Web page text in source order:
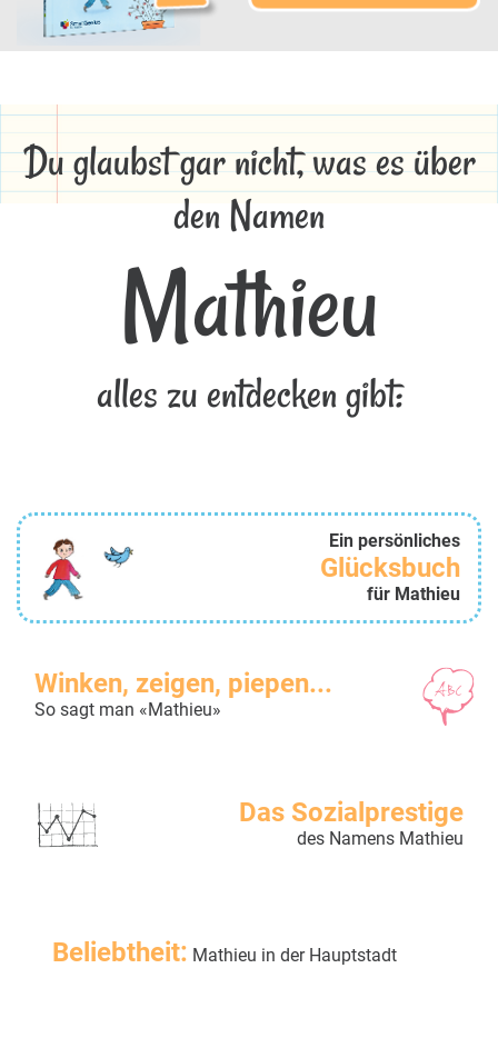
Du glaubst gar nicht, was es über
den Namen
Mathieu
alles zu entdecken gibt:
Ein persönliches
Glücksbuch
für Mathieu
Winken, zeigen, piepen...
So sagt man «Mathieu»
Das Sozialprestige
des Namens Mathieu
Beliebtheit: Mathieu in der Hauptstadt